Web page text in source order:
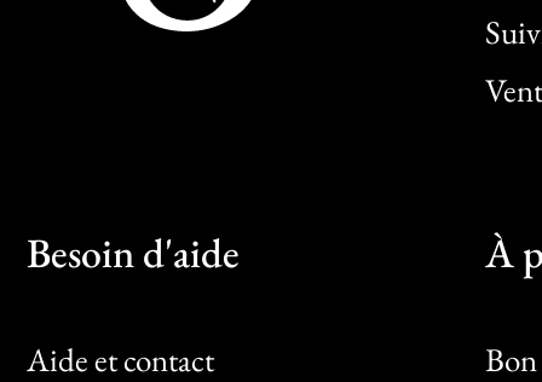
Besoin d'aide
Aide et contact
À